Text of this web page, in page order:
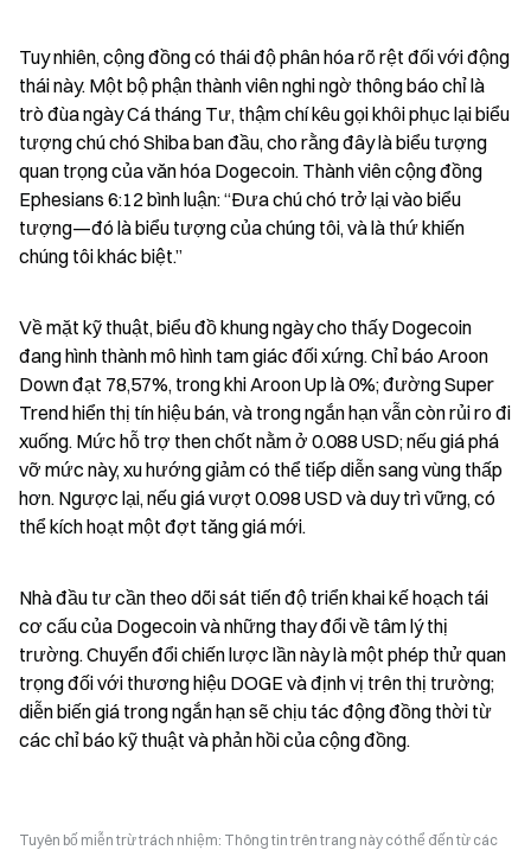
Tuy nhiên, cộng đồng có thái độ phân hóa rõ rệt đối với động
thái này. Một bộ phận thành viên nghi ngờ thông báo chỉ là
trò đùa ngày Cá tháng Tư, thậm chí kêu gọi khôi phục lại biểu
tượng chú chó Shiba ban đầu, cho rằng đây là biểu tượng
quan trọng của văn hóa Dogecoin. Thành viên cộng đồng
Ephesians 6:12 bình luận: “Đưa chú chó trở lại vào biểu
tượng—đó là biểu tượng của chúng tôi, và là thứ khiến
chúng tôi khác biệt.”
Về mặt kỹ thuật, biểu đồ khung ngày cho thấy Dogecoin
đang hình thành mô hình tam giác đối xứng. Chỉ báo Aroon
Down đạt 78,57%, trong khi Aroon Up là 0%; đường Super
Trend hiển thị tín hiệu bán, và trong ngắn hạn vẫn còn rủi ro đi
xuống. Mức hỗ trợ then chốt nằm ở 0.088 USD; nếu giá phá
vỡ mức này, xu hướng giảm có thể tiếp diễn sang vùng thấp
hơn. Ngược lại, nếu giá vượt 0.098 USD và duy trì vững, có
thể kích hoạt một đợt tăng giá mới.
Nhà đầu tư cần theo dõi sát tiến độ triển khai kế hoạch tái
cơ cấu của Dogecoin và những thay đổi về tâm lý thị
trường. Chuyển đổi chiến lược lần này là một phép thử quan
trọng đối với thương hiệu DOGE và định vị trên thị trường;
diễn biến giá trong ngắn hạn sẽ chịu tác động đồng thời từ
các chỉ báo kỹ thuật và phản hồi của cộng đồng.
Tuyên bố miễn trừ trách nhiệm: Thông tin trên trang này có thể đến từ các